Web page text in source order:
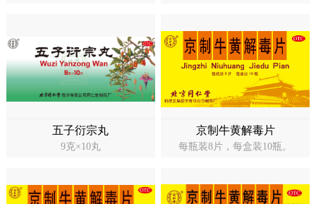
五子衍宗丸
9克×10丸
京制牛黄解毒片
每瓶装8片，每盒装10瓶。